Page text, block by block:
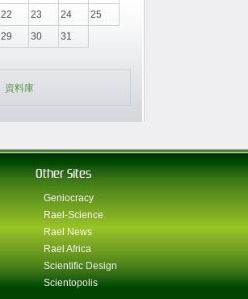
22 23 24
25
29 30 31
資料庫
Other Sites
Geniocracy
Rael-Science
Rael News
Rael Africa
Scientific Design
Scientopolis